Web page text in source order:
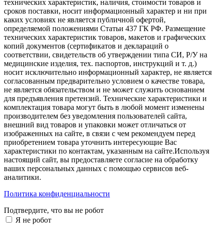
технических характеристик, наличия, стоимости товаров и
сроков поставки, носит информационный характер и ни при
каких условиях не является публичной офертой,
определяемой положениями Статьи 437 ГК РФ. Размещение
технических характеристик товаров, макетов и графических
копий документов (сертификатов и деклараций о
соответствии, свидетельств об утверждении типа СИ, Р/У на
медицинские изделия, тех. паспортов, инструкций и т. д.)
носит исключительно информационный характер, не является
согласованным предварительно условием о качестве товара,
не является обязательством и не может служить основанием
для предъявления претензий. Технические характеристики и
комплектация товара могут быть в любой момент изменены
производителем без уведомления пользователей сайта,
внешний вид товаров и упаковки может отличаться от
изображенных на сайте, в связи с чем рекомендуем перед
приобретением товара уточнить интересующие Вас
характеристики по контактам, указанным на сайте.Используя
настоящий сайт, вы предоставляете согласие на обработку
ваших персональных данных с помощью сервисов веб-
аналитики.
Политика конфиденциальности
Подтвердите, что вы не робот
Я не робот